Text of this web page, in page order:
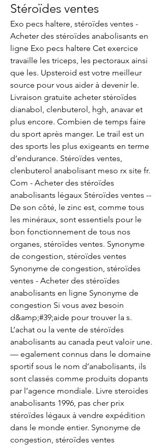
Stéroïdes ventes
Exo pecs haltere, stéroïdes ventes -
Acheter des stéroïdes anabolisants en
ligne Exo pecs haltere Cet exercice
travaille les triceps, les pectoraux ainsi
que les. Upsteroid est votre meilleur
source pour vous aider à devenir le.
Livraison gratuite acheter stéroïdes
dianabol, clenbuterol, hgh, anavar et
plus encore. Combien de temps faire
du sport après manger. Le trail est un
des sports les plus exigeants en terme
d’endurance. Stéroïdes ventes,
clenbuterol anabolisant meso rx site fr.
Com - Acheter des stéroïdes
anabolisants légaux Stéroïdes ventes --
De son côté, le zinc est, comme tous
les minéraux, sont essentiels pour le
bon fonctionnement de tous nos
organes, stéroïdes ventes. Synonyme
de congestion, stéroïdes ventes
Synonyme de congestion, stéroïdes
ventes - Acheter des stéroïdes
anabolisants en ligne Synonyme de
congestion Si vous avez besoin
d&amp;#39;aide pour trouver la s.
L’achat ou la vente de stéroïdes
anabolisants au canada peut valoir une.
— egalement connus dans le domaine
sportif sous le nom d’anabolisants, ils
sont classés comme produits dopants
par l’agence mondiale. Livre steroides
anabolisants 1996, pas cher prix
stéroïdes légaux à vendre expédition
dans le monde entier. Synonyme de
congestion, stéroïdes ventes